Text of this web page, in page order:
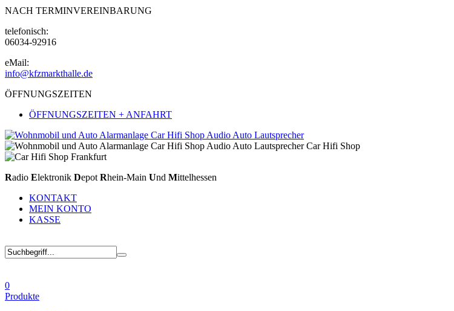
NACH TERMINVEREINBARUNG
telefonisch:
06034-92916
eMail:
info@kfzmarkthalle.de
ÖFFNUNGSZEITEN
ÖFFNUNGSZEITEN + ANFAHRT
Radio Elektronik Depot Rhein-Main Und Mittelhessen
KONTAKT
MEIN KONTO
KASSE
0
Produkte